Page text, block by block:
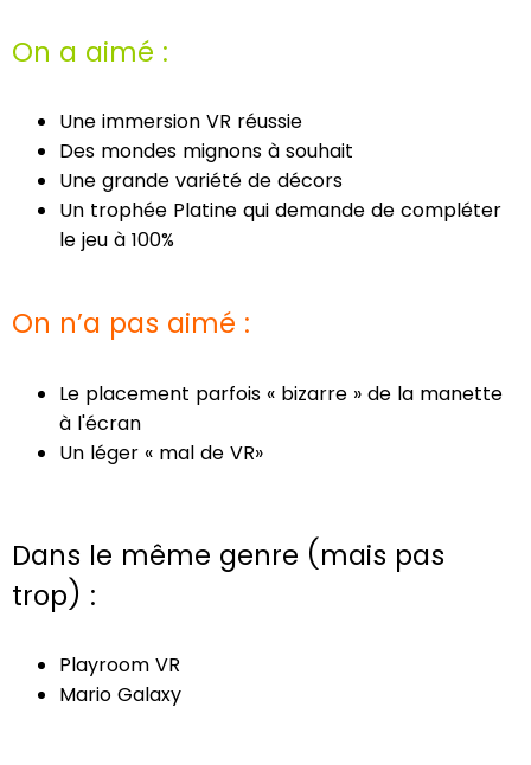
On a aimé :
Une immersion VR réussie
Des mondes mignons à souhait
Une grande variété de décors
Un trophée Platine qui demande de compléter
le jeu à 100%
On n’a pas aimé :
Le placement parfois « bizarre » de la manette
à l'écran
Un léger « mal de VR»
Dans le même genre (mais pas
trop) :
Playroom VR
Mario Galaxy